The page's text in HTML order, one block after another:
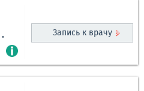
•
Запись к врачу